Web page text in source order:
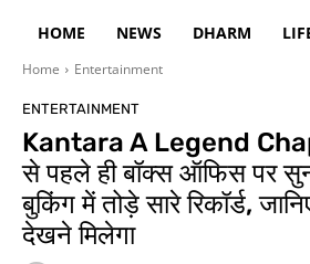
HOME NEWS DHARM
Home Entertainment
ENTERTAINMENT
Kantara A Legend
से पहले ही बॉक्स ऑफिस पर
बुकिंग में तोड़े सारे रिकॉर्ड,
देखने मिलेगा